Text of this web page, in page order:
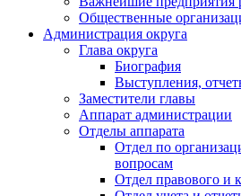
Общественные
Администрация округа
Глава округа
Биография
Выступления,
Заместители главы
Аппарат администрации
Отделы аппарата
Отдел по
вопросам
Отдел правового и